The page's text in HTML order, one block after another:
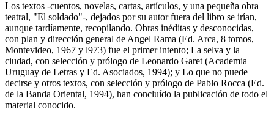
Los textos -cuentos, novelas, cartas, artículos, y una pequeña obra
teatral, "El soldado"-, dejados por su autor fuera del libro se irían,
aunque tardíamente, recopilando. Obras inéditas y desconocidas,
con plan y dirección general de Angel Rama (Ed. Arca, 8 tomos,
Montevideo, 1967 y l973) fue el primer intento; La selva y la
ciudad, con selección y prólogo de Leonardo Garet (Academia
Uruguay de Letras y Ed. Asociados, 1994); y Lo que no puede
decirse y otros textos, con selección y prólogo de Pablo Rocca (Ed.
de la Banda Oriental, 1994), han concluído la publicación de todo el
material conocido.